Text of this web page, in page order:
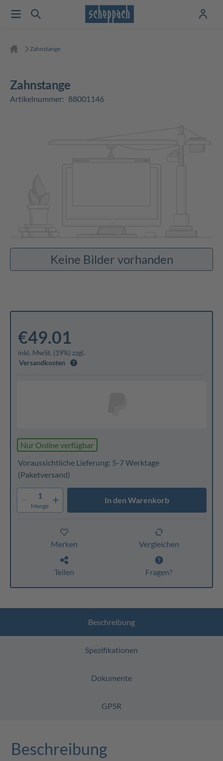
Zahnstange
Zahnstange
Artikelnummer: 88001146
Keine Bilder vorhanden
€49.01
inkl. MwSt. (19%) zzgl.
Versandkosten
Nur Online verfügbar
Voraussichtliche Lieferung: 5-7 Werktage
(Paketversand)
1
Menge
In den Warenkorb
Merken Vergleichen
Teilen Fragen?
Beschreibung
Spezifikationen
Dokumente
GPSR
Beschreibung